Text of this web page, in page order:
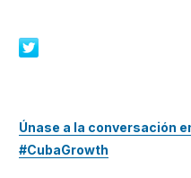
Únase a la conversación
#CubaGrowth